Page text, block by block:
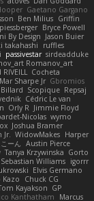
Gaetano Gargano
Ben Milius Griffin
Bryce Powell
By Design Jason Buier
takahashi
ruffles
passivestar sirdeadduke
Romanov_art
Cocheta
Sharpe Jr Gbromios
Scopique Repsaj
Cédric Le van
Orly R Jimmie Floyd
Nicolas wymo
Joshua Bramer
Jr. WidowMakes Harper
ーん
Austin Pierce
Tanya Krzywinska Gorto
Sebastian Williams igorrr
Elvis Germano
Kazo
Chuck CG
Kayakson GP
Kanthatham
Marcus